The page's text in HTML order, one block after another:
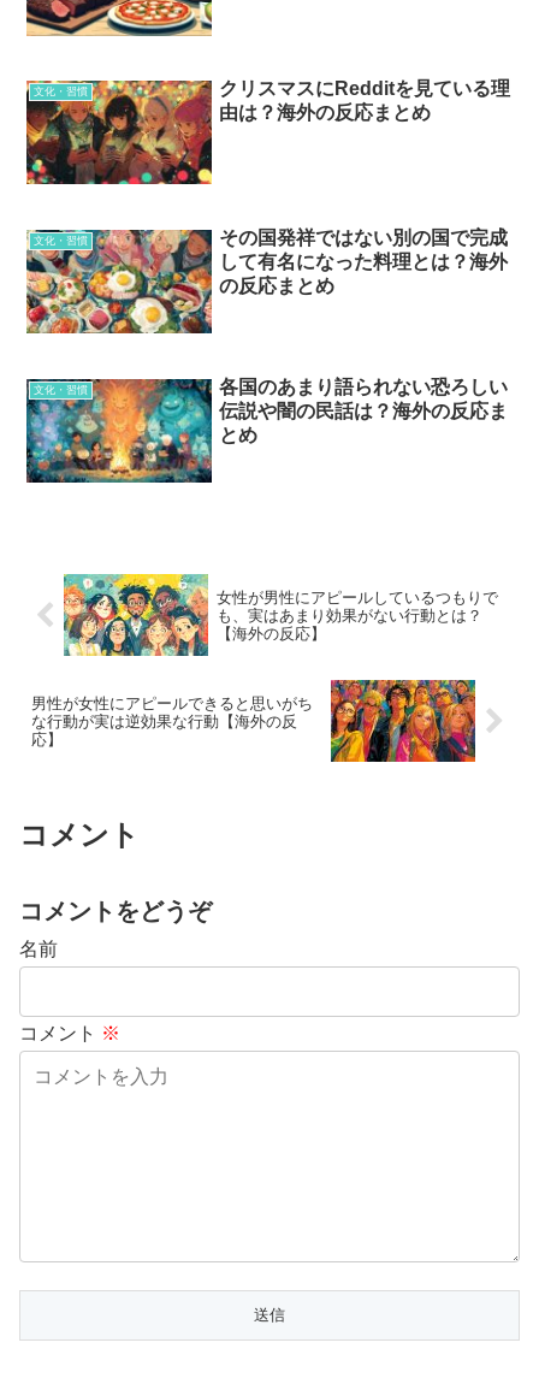
文化・習慣
クリスマスにRedditを見ている理
由は？海外の反応まとめ
文化・習慣
その国発祥ではない別の国で完成
して有名になった料理とは？海外
の反応まとめ
文化・習慣
各国のあまり語られない恐ろしい
伝説や闇の民話は？海外の反応ま
とめ
女性が男性にアピールしているつもりで
も、実はあまり効果がない行動とは？
【海外の反応】
男性が女性にアピールできると思いがち
な行動が実は逆効果な行動【海外の反
応】
コメント
コメントをどうぞ
名前
コメント ※